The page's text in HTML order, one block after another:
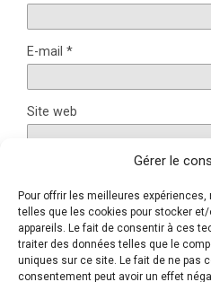
Gérer le
Pour offrir les meilleures
telles que les cookies pour stocker
appareils. Le fait de consentir à ces
traiter des données telles que le
uniques sur ce site. Le fait de ne pas
consentement peut avoir un effet
E-mail *
Site web
Ce site utilise Akismet pour
savoir plus sur la façon dont
commentaires sont traitées.